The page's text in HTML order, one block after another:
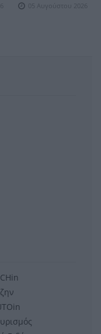
05 Αυγούστου 2026